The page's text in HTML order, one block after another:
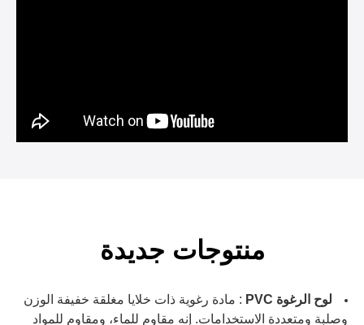
منتوجات جديدة
لوح الرغوة PVC
: مادة رغوية ذات خلايا مغلقة خفيفة الوزن
وصلبة ومتعددة الاستخدامات. إنه مقاوم للماء، ومقاوم للمواد